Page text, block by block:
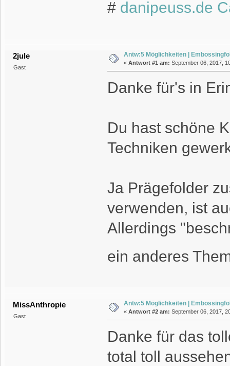
# danipeuss.de
2jule
Gast
Antw:5 Möglichkeiten |
« Antwort #1 am: September 06, 2017,
Danke für's in
Du hast schöne
Techniken
Ja Prägefolder
verwenden, ist
Allerdings
ein anderes
MissAnthropie
Gast
Antw:5 Möglichkeiten |
« Antwort #2 am: September 06, 2017,
Danke für das
total toll